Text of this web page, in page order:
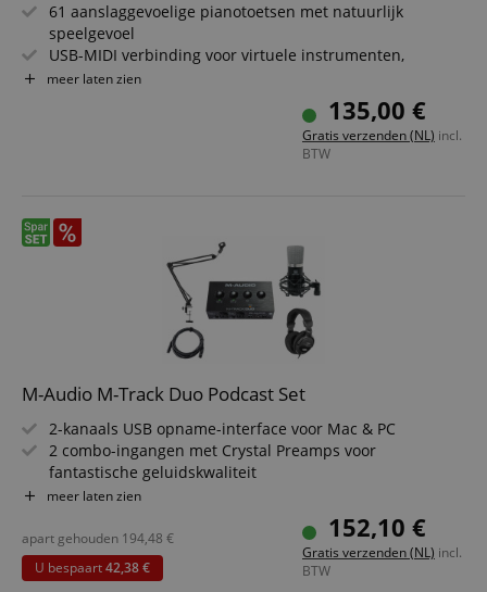
61 aanslaggevoelige pianotoetsen met natuurlijk
speelgevoel
USB-MIDI verbinding voor virtuele instrumenten,
opname-software
Pitch Bend, modulatie & octaafkeuze voor een
Voeding via USB, plug-and-play ondersteuning voor Mac
Inclusief 2 GB soundbibliotheek (500+ samples) van
Touch Loops
meer laten zien
135,00 €
Gratis verzenden (NL) incl.
BTW
M-Audio M-Track Duo Podcast Set
2-kanaals USB opname-interface voor Mac & PC
2 combo-ingangen met Crystal Preamps voor
fantastische geluidskwaliteit
Toegewijde schakelaars voor de ingang van elke
microfoon-, instrument- of line-niveau bron
6,3mm stereo-uitgangen; 6,3mm hoofdtelefoonuitgang
met onafhankelijke volumeregeling
USB/Direct Mono/Direct Stereo schakelaar voor
meer laten zien
152,10 €
Gratis verzenden (NL) incl.
BTW
apart gehouden 194,48 €
U bespaart42,38 €